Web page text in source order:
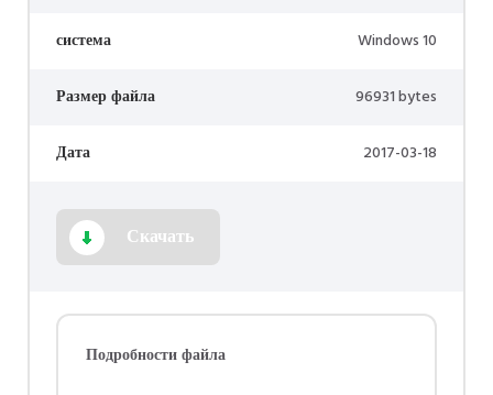
система Windows 10
Размер файла 96931 bytes
Дата 2017-03-18
Скачать
Подробности файла